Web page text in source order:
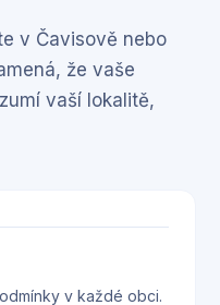
v Čavisově nebo
že vaše
vaší lokalitě,
v každé obci.